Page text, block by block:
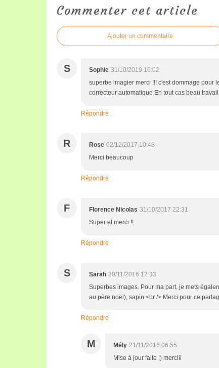
Commenter cet article
Ajouter un commentaire
S Sophie 31/10/2019 16:02
superbe imagier merci !!! c'est dommage pour
correcteur automatique En tout cas beau
Répondre
R Rose 02/12/2017 10:48
Merci beaucoup
Répondre
F Florence Nicolas 31/10/2017 22:31
Super et merci !!
Répondre
S Sarah 20/11/2016 12:33
Superbes images. Pour ma part, je mets
au père noël), sapin.<br /> Merci pour ce
Répondre
M Mély 21/11/2016 06:55
Mise à jour faite ;) merciii